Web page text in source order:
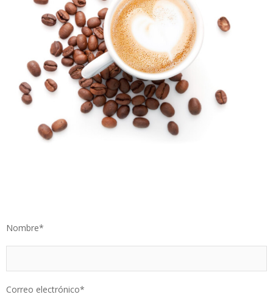
Nombre*
Correo electrónico*